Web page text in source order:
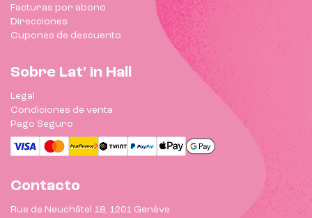
Facturas por abono
Direcciones
Cupones de descuento
Sobre Lat' in Hall
Legal
Condiciones de venta
Pago Seguro
Contacto
Rue de Neuchâtel 18, 1201 Genève